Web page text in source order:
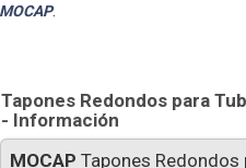
MOCAP.
Tapones Redondos para
- Información
MOCAP Tapones Redondos